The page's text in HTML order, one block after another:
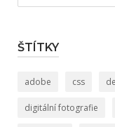
ŠTÍTKY
adobe css
digitální fotografie